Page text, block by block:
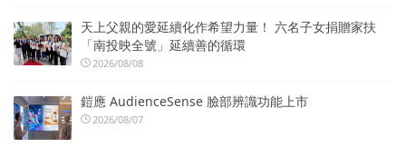
天上父親的愛延續化作希望力量！ 六名子女捐贈家扶
「南投映全號」延續善的循環
2026/08/08
鎧應 AudienceSense 臉部辨識功能上市
2026/08/07